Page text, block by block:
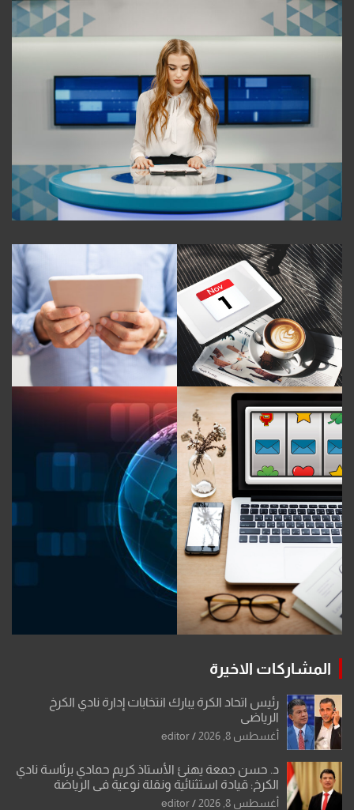
المشاركات الاخيرة
رئيس اتحاد الكرة يبارك انتخابات إدارة نادي الكرخ
الرياضي
أغسطس 8, 2026 editor
د. حسن جمعة يهنئ الأستاذ كريم حمادي برئاسة نادي
الكرخ: قيادة استثنائية ونقلة نوعية في الرياضة
العراقية
أغسطس 8, 2026 editor